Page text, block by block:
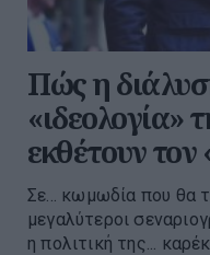
Πώς η
«ιδεολογία»
εκθέτουν
Σε... κωμωδία που θα
μεγαλύτεροι
η πολιτική της...